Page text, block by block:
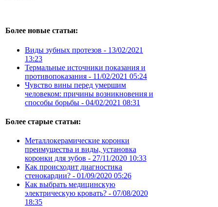
Более новые статьи:
Виды зубных протезов - 13/02/2021
13:23
Термальные источники показания и
противопоказания - 11/02/2021 05:24
Чувство вины перед умершим
человеком: причины возникновения и
способы борьбы - 04/02/2021 08:31
Более старые статьи:
Металлокерамические коронки
преимущества и виды, установка
коронки для зубов - 27/11/2020 10:33
Как происходит диагностика
стенокардии? - 01/09/2020 05:26
Как выбрать медицинскую
электрическую кровать? - 07/08/2020
18:35